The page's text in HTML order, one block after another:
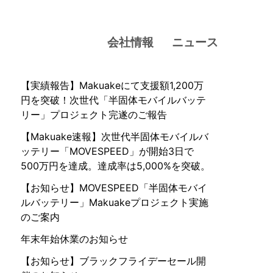
会社情報 ニュース
【実績報告】Makuakeにて支援額1,200万
円を突破！次世代「半固体モバイルバッテ
リー」プロジェクト完遂のご報告
【Makuake速報】次世代半固体モバイルバ
ッテリー「MOVESPEED」が開始3日で
500万円を達成。達成率は5,000%を突破。
【お知らせ】MOVESPEED「半固体モバイ
ルバッテリー」Makuakeプロジェクト実施
のご案内
年末年始休業のお知らせ
【お知らせ】ブラックフライデーセール開